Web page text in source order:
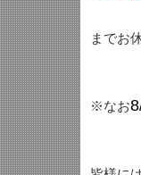
までお
※なお